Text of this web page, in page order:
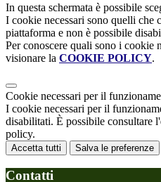
In questa schermata è possibile
I cookie necessari sono quelli che
piattaforma e non è possibile
Per conoscere quali sono i cookie
visionare la COOKIE POLICY.
Cookie necessari per il
I cookie necessari per il
disabilitati. È possibile consultare
policy.
Accetta tutti Salva le preferenze
Contatti